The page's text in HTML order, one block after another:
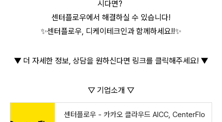
시다면?
센터플로우에서 해결하실 수 있습니다!
✨센터플로우, 디케이테크인과 함께하세요!!✨
▼ 더 자세한 정보, 상담을 원하신다면 링크를 클릭해주세요! ▼
▽ 기업소개 ▽
센터플로우 - 카카오 클라우드 AICC, CenterFlo